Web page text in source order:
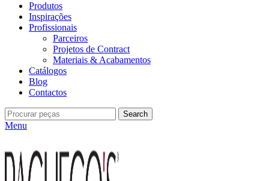
Produtos
Inspirações
Profissionais
Parceiros
Projetos de Contract
Materiais & Acabamentos
Catálogos
Blog
Contactos
Search
Menu